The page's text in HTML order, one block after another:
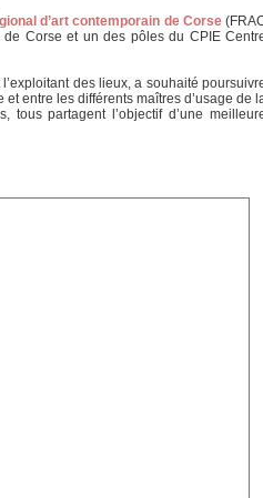
d’art contemporain de Corse
de Corse et un des pôles du CPIE
des lieux, a souhaité
entre les différents maîtres d’usage de
tous partagent l’objectif d’une